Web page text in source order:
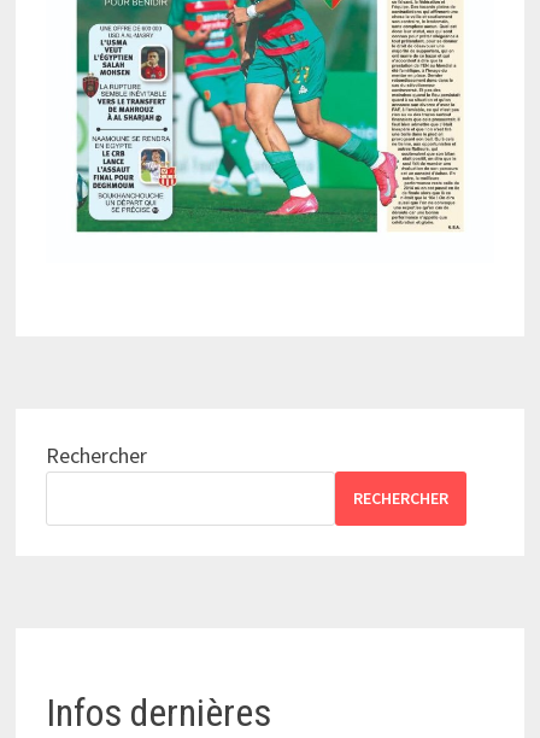
Rechercher
RECHERCHER
Infos dernières